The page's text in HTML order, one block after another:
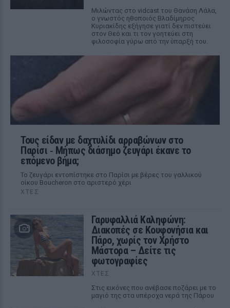
Μιλώντας στο vidcast του Θανάση Λάλα,
ο γνωστός ηθοποιός Βλαδίμηρος
Κυριακίδης εξήγησε γιατί δεν πιστεύει
στον Θεό και τι τον γοητεύει στη
φιλοσοφία γύρω από την ύπαρξή του.
Τους είδαν με δαχτυλίδι αρραβώνων στο
Παρίσι ‑ Μήπως διάσημο ζευγάρι έκανε το
επόμενο βήμα;
Το ζευγάρι εντοπίστηκε στο Παρίσι με βέρες του γαλλικού
οίκου Boucheron στο αριστερό χέρι
ΧΤΕΣ
Γαρυφαλλιά Καληφώνη:
Διακοπές σε Κουφονήσια και
Πάρο, χωρίς τον Χρήστο
Μάστορα – Δείτε τις
φωτογραφίες
ΧΤΕΣ
Στις εικόνες που ανέβασε ποζάρει με το
μαγιό της στα υπέροχα νερά της Πάρου